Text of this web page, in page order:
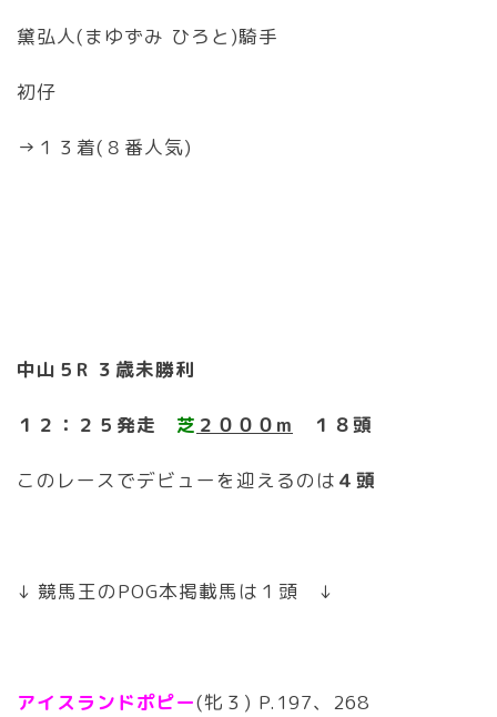
黛弘人(まゆずみ ひろと)騎手
初仔
→１３着(８番人気)
中山５R ３歳未勝利
１２：２５発走 芝 ２０００m １８頭
このレースでデビューを迎えるのは ４頭
↓ 競馬王のPOG本掲載馬は１頭 ↓
アイスランドポピー(牝３) P.197、268